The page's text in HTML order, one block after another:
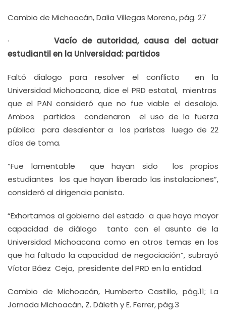
Cambio de Michoacán, Dalia Villegas Moreno, pág. 27
· Vacío de autoridad, causa del actuar
estudiantil en la Universidad: partidos
Faltó dialogo para resolver el conflicto en la
Universidad Michoacana, dice el PRD estatal, mientras
que el PAN consideró que no fue viable el desalojo.
Ambos partidos condenaron el uso de la fuerza
pública para desalentar a los paristas luego de 22
días de toma.
“Fue lamentable que hayan sido los propios
estudiantes los que hayan liberado las instalaciones”,
consideró al dirigencia panista.
“Exhortamos al gobierno del estado a que haya mayor
capacidad de diálogo tanto con el asunto de la
Universidad Michoacana como en otros temas en los
que ha faltado la capacidad de negociación”, subrayó
Víctor Báez Ceja, presidente del PRD en la entidad.
Cambio de Michoacán, Humberto Castillo, pág.11; La
Jornada Michoacán, Z. Dáleth y E. Ferrer, pág.3